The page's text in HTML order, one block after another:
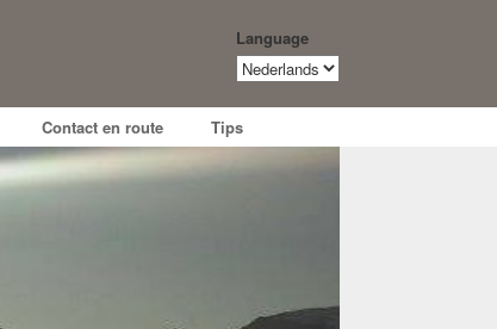
Language
Language
Contact en route Tips